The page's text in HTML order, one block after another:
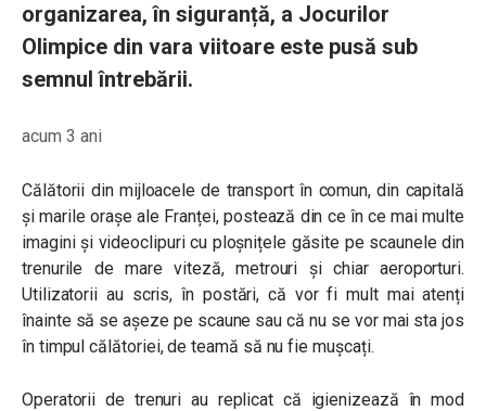
organizarea, în siguranță, a Jocurilor
Olimpice din vara viitoare este pusă sub
semnul întrebării.
acum 3 ani
Călătorii din mijloacele de transport în comun, din capitală
și marile orașe ale Franței, postează din ce în ce mai multe
imagini și videoclipuri cu ploșnițele găsite pe scaunele din
trenurile de mare viteză, metrouri și chiar aeroporturi.
Utilizatorii au scris, în postări, că vor fi mult mai atenți
înainte să se așeze pe scaune sau că nu se vor mai sta jos
în timpul călătoriei, de teamă să nu fie mușcați.
Operatorii de trenuri au replicat că igienizează în mod